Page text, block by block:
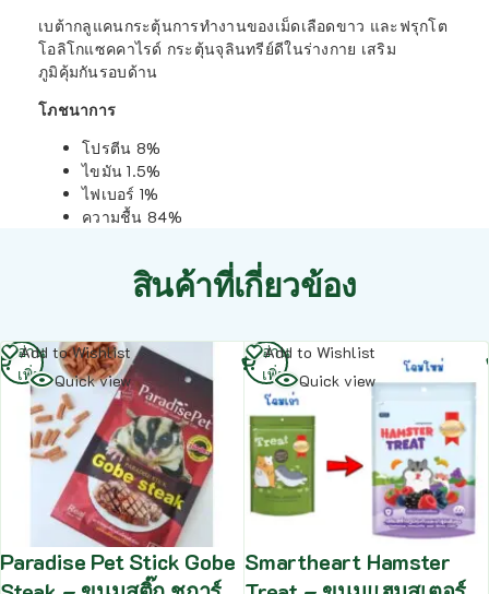
เบต้ากลูแคนกระตุ้นการทำงานของเม็ดเลือดขาว และฟรุกโต
โอลิโกแซคคาไรด์ กระตุ้นจุลินทรีย์ดีในร่างกาย เสริม
ภูมิคุ้มกันรอบด้าน
โภชนาการ
โปรตีน 8%
ไขมัน 1.5%
ไฟเบอร์ 1%
ความชื้น 84%
สินค้าที่เกี่ยวข้อง
Add to Wishlist
Quick view
Paradise Pet Stick Gobe
อ่าน
เพิ่ม
Add to Wishlist
Quick view
Smartheart Hamster
อ่าน
เพิ่ม